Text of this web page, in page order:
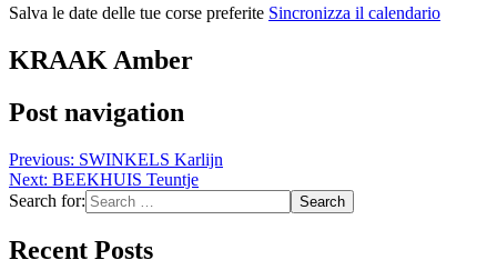
Salva le date delle tue corse preferite Sincronizza il calendario
KRAAK Amber
Post navigation
Previous: SWINKELS Karlijn
Next: BEEKHUIS Teuntje
Search for:
Recent Posts